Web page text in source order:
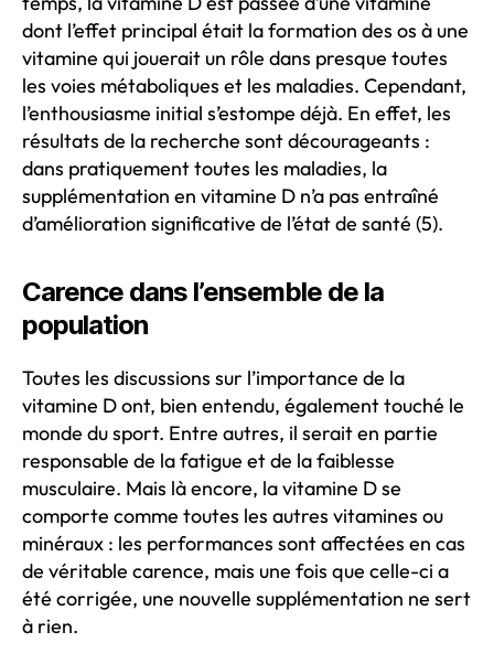
dont l’effet principal était la formation des os à une
vitamine qui jouerait un rôle dans presque toutes
les voies métaboliques et les maladies. Cependant,
l’enthousiasme initial s’estompe déjà. En effet, les
résultats de la recherche sont décourageants :
dans pratiquement toutes les maladies, la
supplémentation en vitamine D n’a pas entraîné
d’amélioration significative de l’état de santé (5).
Carence dans l’ensemble de la
population
Toutes les discussions sur l’importance de la
vitamine D ont, bien entendu, également touché le
monde du sport. Entre autres, il serait en partie
responsable de la fatigue et de la faiblesse
musculaire. Mais là encore, la vitamine D se
comporte comme toutes les autres vitamines ou
minéraux : les performances sont affectées en cas
de véritable carence, mais une fois que celle-ci a
été corrigée, une nouvelle supplémentation ne sert
à rien.